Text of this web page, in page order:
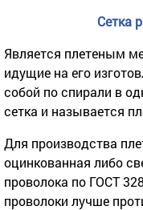
Сетка
Является плетеным
идущие на его
собой по спирали в
сетка и называется
Для производства
оцинкованная либо
проволока по ГОСТ
проволоки лучше